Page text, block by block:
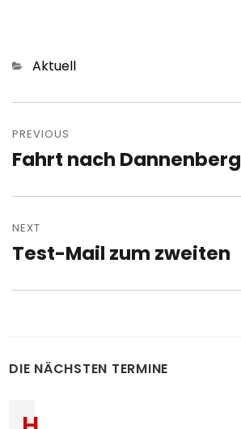
Categories
Aktuell
navigation
PREVIOUS
Previous
Fahrt nach Dannenberg
NEXT
Next
Test-Mail zum zweiten
DIE NÄCHSTEN TERMINE